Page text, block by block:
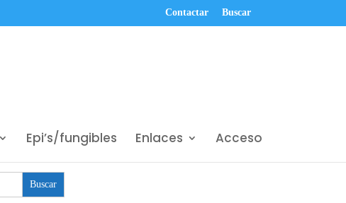
Contactar Buscar
Epi’s/fungibles Enlaces Acceso